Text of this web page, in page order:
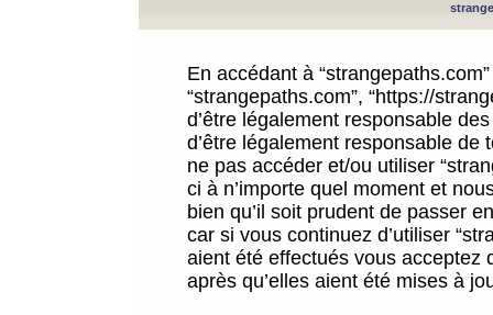
En accédant à
“strangepaths.com”, “https://
d’être légalement responsable
d’être légalement responsable
ne pas accéder et/ou utiliser
ci à n’importe quel moment et
bien qu’il soit prudent de passer
car si vous continuez d’utiliser
aient été effectués vous acceptez
après qu’elles aient été mises à